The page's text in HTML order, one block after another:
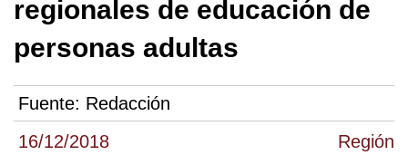
16/12/2018 Región
regionales de educación de
personas adultas
Fuente: Redacción